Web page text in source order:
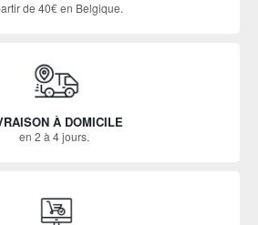
de 40€ en Belgique.
À DOMICILE
en 2 à 4 jours.